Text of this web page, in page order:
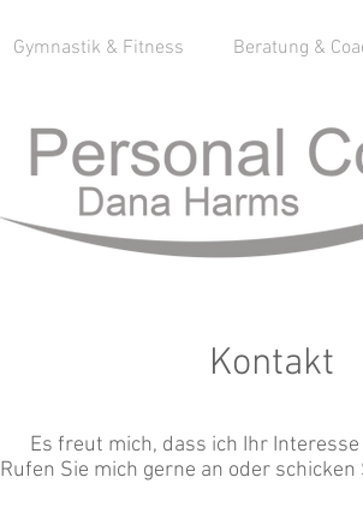
Gymnastik & Fitness Beratung &
Kontakt
Es freut mich, dass ich Ihr
Rufen Sie mich gerne an oder